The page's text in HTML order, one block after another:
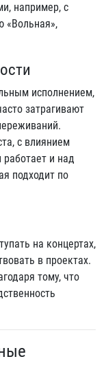
например, с
«Вольная»,
исполнением,
затрагивают
с влиянием
и над
подходит по
на концертах,
в проектах.
тому, что